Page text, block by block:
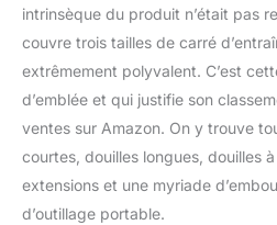
pans,
10 à
pour
- E12
Outils
mm
intrinsèque du produit n’était pas
couvre trois tailles de carré
extrêmement polyvalent. C’est
d’emblée et qui justifie son
ventes sur Amazon. On y trouve
courtes, douilles longues, douilles
extensions et une myriade
d’outillage portable.